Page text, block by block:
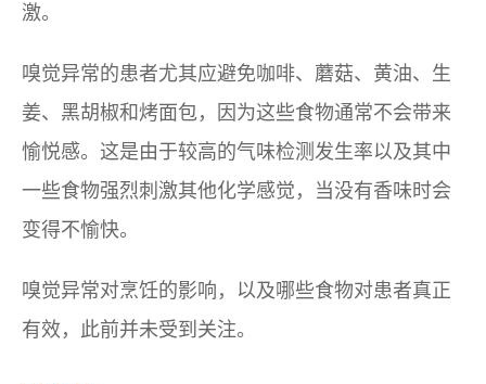
激。
嗅觉异常的患者尤其应避免咖啡、蘑菇、黄油、生
姜、黑胡椒和烤面包，因为这些食物通常不会带来
愉悦感。这是由于较高的气味检测发生率以及其中
一些食物强烈刺激其他化学感觉，当没有香味时会
变得不愉快。
嗅觉异常对烹饪的影响，以及哪些食物对患者真正
有效，此前并未受到关注。